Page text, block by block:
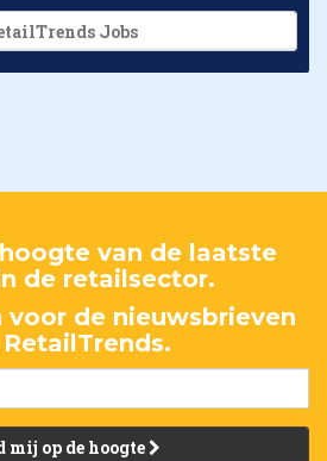
Jobs
van de laatste
de retailsector.
voor de nieuwsbrieven
mij op de hoogte